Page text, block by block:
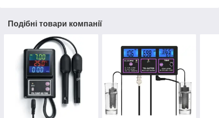
Подібні товари компанії